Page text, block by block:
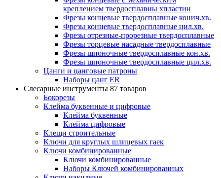
креплением твердосплавны хпластин
Фрезы концевые твердосплавные конич.хв.
Фрезы концевые твердосплавные цил.хв.
Фрезы отрезные-прорезные твердосплавные
Фрезы торцевые насадные твердосплавные
Фрезы шпоночные твердосплавные кон.хв.
Фрезы шпоночные твердосплавные цил.хв.
Цанги и цанговые патроны
Наборы цанг ER
Слесарные инструменты 87 товаров
Бокорезы
Клейма буквенные и цифровые
Клейма буквенные
Клейма цифровые
Клещи строительные
Ключи для круглых шлицевых гаек
Ключи комбинированные
Ключи комбинированные
Наборы Ключей комбинированных